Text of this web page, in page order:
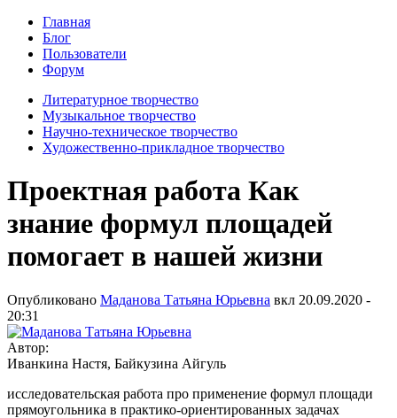
Главная
Блог
Пользователи
Форум
Литературное творчество
Музыкальное творчество
Научно-техническое творчество
Художественно-прикладное творчество
Проектная работа Как
знание формул площадей
помогает в нашей жизни
Опубликовано Маданова Татьяна Юрьевна вкл 20.09.2020 -
20:31
Автор:
Иванкина Настя, Байкузина Айгуль
исследовательская работа про применение формул площади
прямоугольника в практико-ориентированных задачах